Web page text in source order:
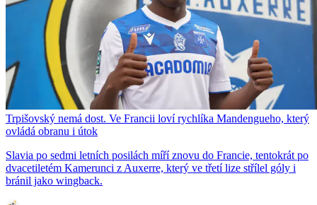
Trpišovský nemá dost. Ve Francii loví rychlíka Mandengueho, který
ovládá obranu i útok
Slavia po sedmi letních posilách míří znovu do Francie, tentokrát po
dvacetiletém Kamerunci z Auxerre, který ve třetí lize střílel góly i
bránil jako wingback.